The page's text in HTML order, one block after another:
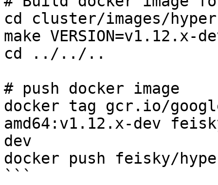
cd cluster/images/
make VERSION=v1.12.x-
cd ../../..
# push docker image
docker tag gcr.io/
amd64:v1.12.x-dev
dev
docker push feisky/
```